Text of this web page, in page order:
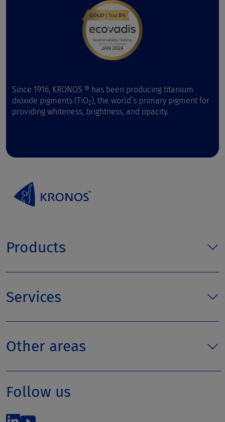
Since 1916, KRONOS ® has been producing titanium
dioxide pigments (TiO2), the world’s primary pigment for
providing whiteness, brightness, and opacity.
Products
Services
Other areas
Follow us